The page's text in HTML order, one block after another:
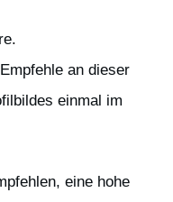
an dieser
einmal im
eine hohe